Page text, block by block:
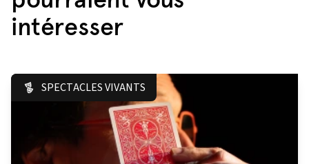
intéresser
SPECTACLES VIVANTS